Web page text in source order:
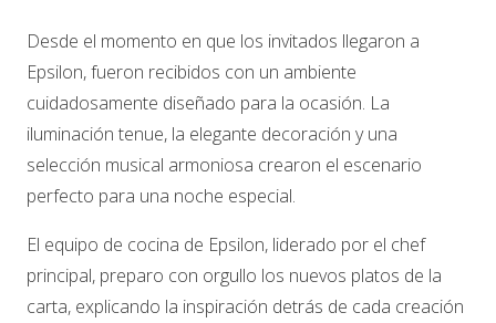
Desde el momento en que los invitados llegaron a
Epsilon, fueron recibidos con un ambiente
cuidadosamente diseñado para la ocasión. La
iluminación tenue, la elegante decoración y una
selección musical armoniosa crearon el escenario
perfecto para una noche especial.
El equipo de cocina de Epsilon, liderado por el chef
principal, preparo con orgullo los nuevos platos de la
carta, explicando la inspiración detrás de cada creación